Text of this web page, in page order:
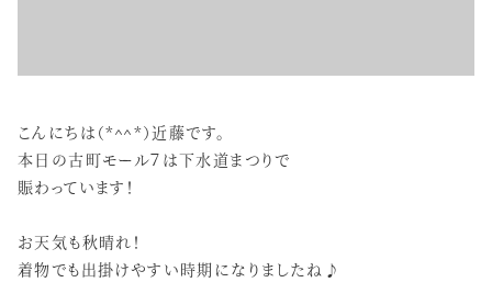
こんにちは（*＾＾*）近藤です。
本日の古町モール７は下水道まつりで
賑わっています！
お天気も秋晴れ！
着物でも出掛けやすい時期になりましたね♪